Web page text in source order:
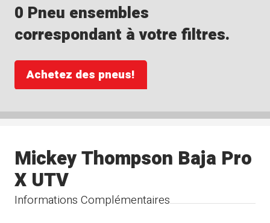
0 Pneu ensembles
correspondant à votre filtres.
Achetez des pneus!
Informations Complémentaires
Mickey Thompson Baja Pro
X UTV